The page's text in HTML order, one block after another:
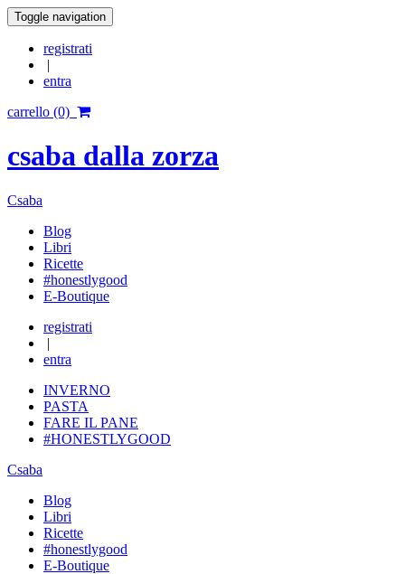
Toggle navigation
registrati
|
entra
carrello (0)
csaba dalla zorza
Csaba
Blog
Libri
Ricette
#honestlygood
E-Boutique
registrati
|
entra
INVERNO
PASTA
FARE IL PANE
#HONESTLYGOOD
Csaba
Blog
Libri
Ricette
#honestlygood
E-Boutique